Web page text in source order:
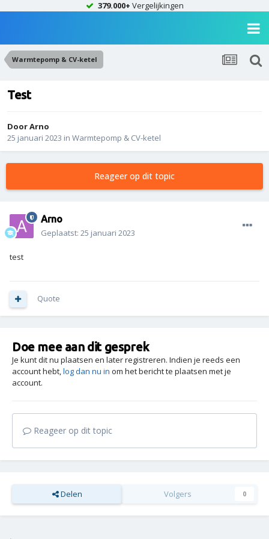
379.000+ Vergelijkingen
Warmtepomp & CV-ketel
Test
DoorArno
25 januari 2023 in Warmtepomp & CV-ketel
Reageer op dit topic
Arno
Geplaatst: 25 januari 2023
test
Quote
Doe mee aan dit gesprek
Je kunt dit nu plaatsen en later registreren. Indien je reeds een
account hebt,log dan nu in om het bericht te plaatsen met je
account.
Reageer op dit topic
Delen Volgers 0